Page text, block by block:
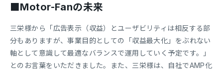
■Motor-Fanの未来
三栄様から「広告表示（収益）とユーザビリティは相反する部
分もありますが、事業目的としての「収益最大化」をぶれない
軸として意識して最適なバランスで運用していく予定です。」
とのお言葉をいただきました。また、三栄様は、自社でAMP化